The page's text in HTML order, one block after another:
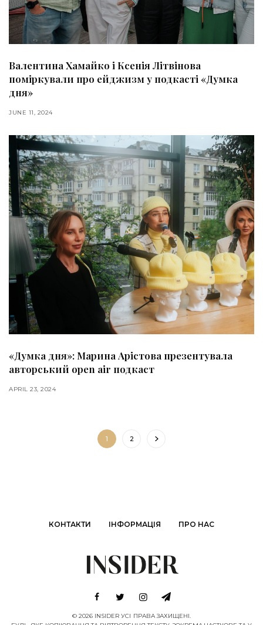
Валентина Хамайко і Ксенія Літвінова
поміркували про ейджизм у подкасті «Думка
дня»
JUNE 11, 2024
«Думка дня»: Марина Арістова презентувала
авторський open air подкаст
APRIL 23, 2024
1 2
КОНТАКТИ ІНФОРМАЦІЯ ПРО НАС
© 2026 INSIDER УСІ ПРАВА ЗАХИЩЕНІ.